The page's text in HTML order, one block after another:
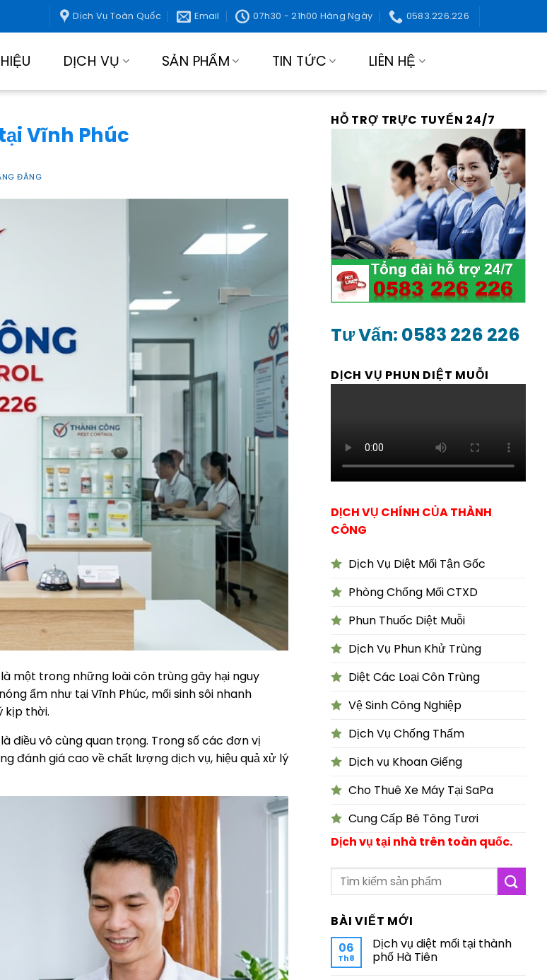
Dịch Vụ Toàn Quốc Email 07h30 - 21h00 Hàng Ngày 0583.226.226
DỊCH VỤ SẢN PHẨM TIN TỨC LIÊN HỆ
Vĩnh Phúc
ĐĂNG
là một trong những loài côn trùng gây hại nguy
ẩm như tạiVĩnh Phúc, mối sinh sôi nhanh
kịp thời.
là điều vô cùng quan trọng. Trong số các đơn vị
đánh giá cao về chất lượng dịch vụ, hiệu quả xử lý
HỖ TRỢ TRỰC TUYẾN 24/7
Tư Vấn: 0583 226 226
DỊCH VỤ PHUN DIỆT MUỖI
DỊCH VỤ CHÍNH CỦA THÀNH
CÔNG
Dịch Vụ Diệt Mối Tận Gốc
Phòng Chống Mối CTXD
Phun Thuốc Diệt Muỗi
Dịch Vụ Phun Khử Trùng
Diệt Các Loại Côn Trùng
Vệ Sinh Công Nghiệp
Dịch Vụ Chống Thấm
Dịch vụ Khoan Giếng
Cho Thuê Xe Máy Tại SaPa
Cung Cấp Bê Tông Tươi
Dịch vụ tại nhà trên toàn quốc.
BÀI VIẾT MỚI
06
Th8
Dịch vụ diệt mối tại thành
phố Hà Tiên